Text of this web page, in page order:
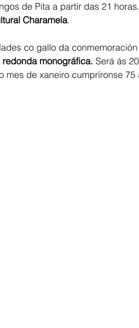
de Pita a partir das 21
Charamela.
co gallo da
monográfica. Será ás
mes de xaneiro cumpríronse 75